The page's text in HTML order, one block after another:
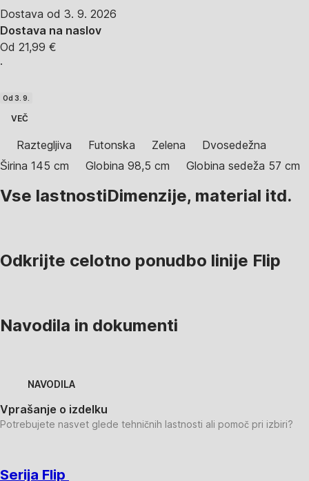
Dostava od 3. 9. 2026
Dostava na naslov
Od 21,99 €
·
Od 3. 9.
VEČ
Raztegljiva Futonska Zelena
Dvosedežna
Širina 145 cm
Globina 98,5 cm Globina sedeža 57 cm
Vse lastnostiDimenzije, material itd.
Odkrijte celotno ponudbo linije Flip
Navodila in dokumenti
NAVODILA
Vprašanje o izdelku
Potrebujete nasvet glede tehničnih lastnosti ali pomoč pri izbiri?
Serija Flip